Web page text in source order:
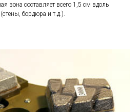
зона составляет всего 1,5 см вдоль
бордюра и т.д.).